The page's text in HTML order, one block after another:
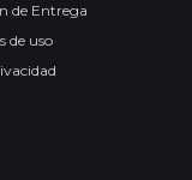
de Entrega
de uso